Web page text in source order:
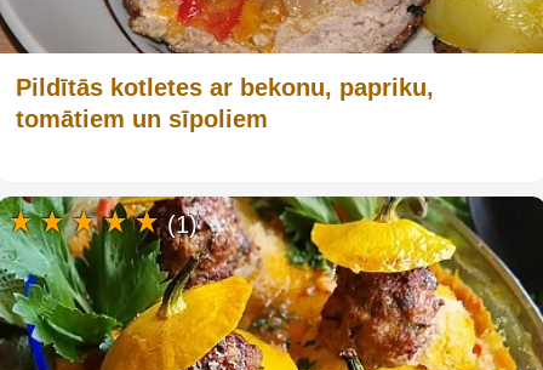
Pildītās kotletes ar bekonu, papriku,
tomātiem un sīpoliem
(1)